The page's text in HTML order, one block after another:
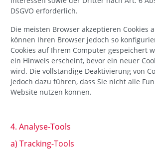
DSGVO erforderlich.
Die meisten Browser akzeptieren Cookies
können Ihren Browser jedoch so
Cookies auf Ihrem Computer gespeichert
ein Hinweis erscheint, bevor ein neuer
wird. Die vollständige Deaktivierung von
jedoch dazu führen, dass Sie nicht alle
Website nutzen können.
4. Analyse-Tools
a) Tracking-Tools